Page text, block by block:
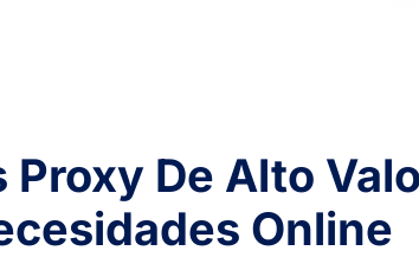
Proxy De Alto
Online